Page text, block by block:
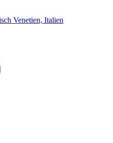
Venetien, Italien